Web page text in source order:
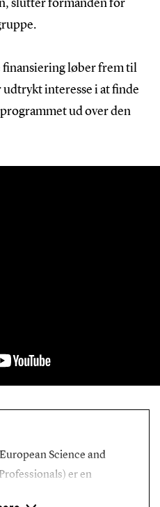
slutter formanden for
løber frem til
interesse i at finde
ud over den
Science and
er en